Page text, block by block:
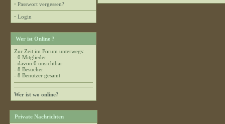
· Passwort vergessen?
· Login
Wer ist Online ?
Zur Zeit im Forum unterwegs:
- 0 Mitglieder
- davon 0 unsichtbar
- 8 Besucher
- 8 Benutzer gesamt
Wer ist wo online?
Private Nachrichten